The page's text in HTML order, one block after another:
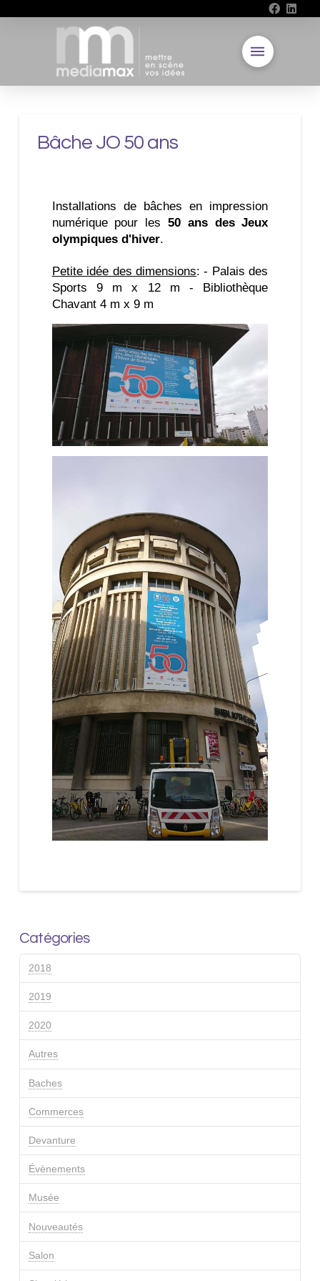
Bâche JO 50 ans
Installations de bâches en impression
numérique pour les 50 ans des Jeux
olympiques d'hiver.
Petite idée des dimensions: - Palais des
Sports 9 m x 12 m - Bibliothèque
Chavant 4 m x 9 m
Catégories
2018
2019
2020
Autres
Baches
Commerces
Devanture
Évènements
Musée
Nouveautés
Salon